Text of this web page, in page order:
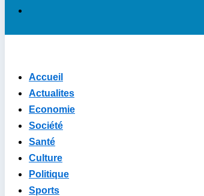
Accueil
Actualites
Economie
Société
Santé
Culture
Politique
Sports